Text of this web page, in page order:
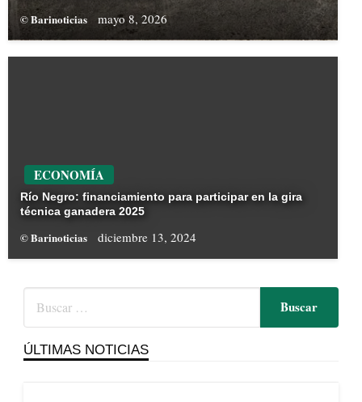
© Barinoticias mayo 8, 2026
ECONOMÍA
Río Negro: financiamiento para participar en la gira
técnica ganadera 2025
© Barinoticias diciembre 13, 2024
ÚLTIMAS NOTICIAS